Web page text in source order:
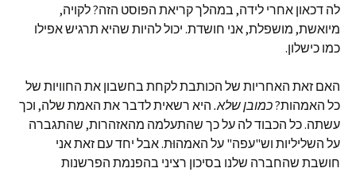
לה דכאון אחרי לידה, במהלך קריאת הפוסט הזה? לקויה,
מיואשת, מושפלת, אני חושדת. יכול להיות שהיא תרגיש אפילו
כמו כישלון.
האם זאת האחריות של הכותבת לקחת בחשבון את החוויות של
כל האמהות?כמובן שלא. היא רשאית לדבר את האמת שלה, וכך
עשתה. כל הכבוד לה על כך שהתעלמה מהאזהרות, שהתגברה
על השליליות וש"עפה" על האמהוּת. אבל יחד עם זאת אני
חושבת שהחברה שלנו בסיכון רציני בהפנמת הפרשנות